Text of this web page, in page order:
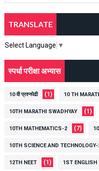
TRANSLATE
Select Language ▼
स्पर्धा परीक्षा अभ्यास
10 वी प्रश्नपेढी (1) 10 TH
10TH MARATHI SWADHYAY (1)
10TH MATHEMATICS-2 (7)
10TH SCIENCE AND TECHNOLOGY-
12TH NEET (1) 1ST ENGLISH